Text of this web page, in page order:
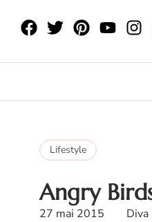
Lifestyle
Angry
27 mai 2015 Diva